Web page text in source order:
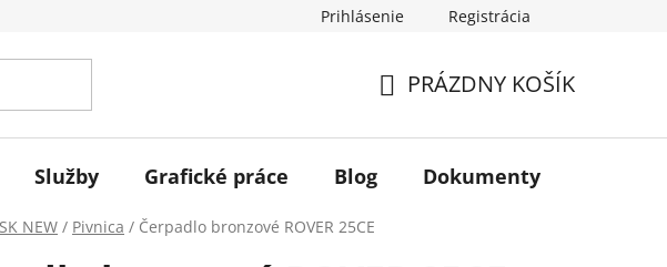
Prihlásenie Registrácia
KOŠÍK
PRÁZDNY KOŠÍK
Služby Grafické práce Blog Dokumenty
NEW / Pivnica / Čerpadlo bronzové ROVER 25CE